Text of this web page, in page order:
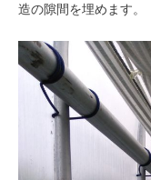
造の隙間を埋めます。